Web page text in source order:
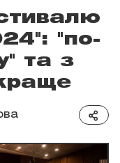
"по-
та з